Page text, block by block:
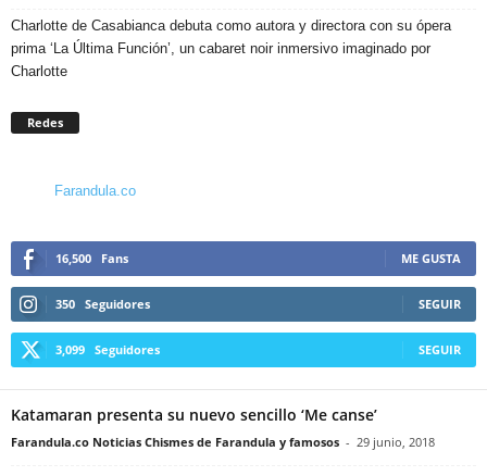
Charlotte de Casabianca debuta como autora y directora con su ópera
prima ‘La Última Función’, un cabaret noir inmersivo imaginado por
Charlotte
Redes
Farandula.co
16,500 Fans ME GUSTA
350 Seguidores SEGUIR
3,099 Seguidores SEGUIR
Katamaran presenta su nuevo sencillo ‘Me canse’
Farandula.co Noticias Chismes de Farandula y famosos - 29 junio, 2018